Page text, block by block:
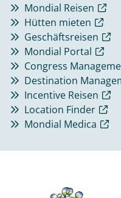
Mondial Reisen
Hütten mieten
Geschäftsreisen
Mondial Portal
Congress
Destination
Incentive Reisen
Location Finder
Mondial Medica